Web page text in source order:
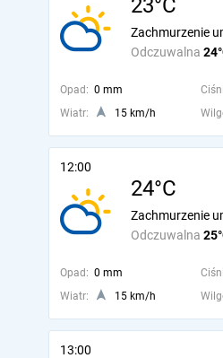
23°C
Odczuwalna
Zachmurzenie
Opad: 0 mm
Wiatr:
15 km/h
12:00
24°C
Odczuwalna
Zachmurzenie
Opad: 0 mm
Wiatr:
15 km/h
13:00